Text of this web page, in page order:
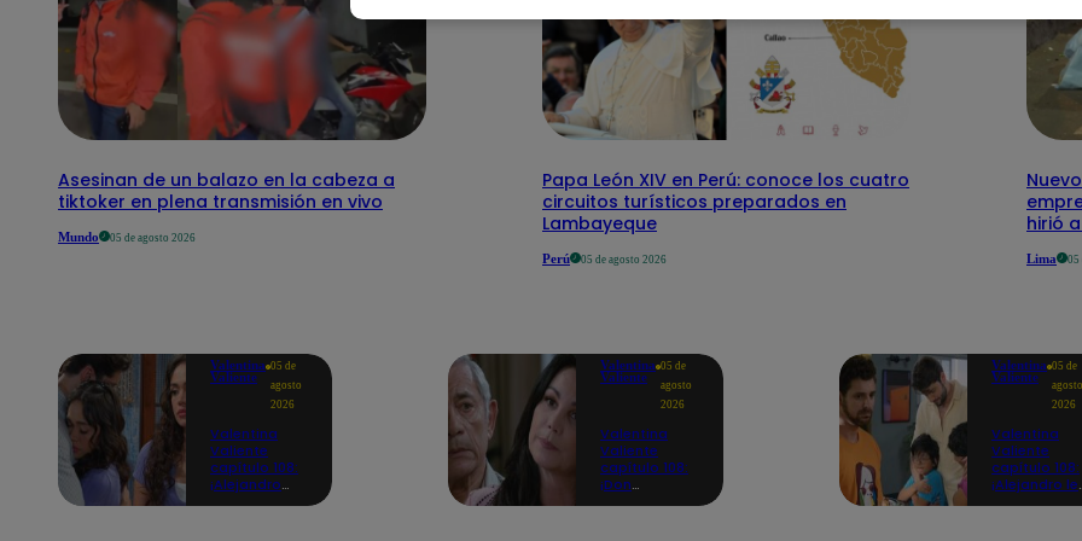
Asesinan de un balazo en la cabeza a
tiktoker en plena transmisión en vivo
Mundo 05 de agosto 2026
Papa León XIV en Perú: conoce los cuatro
circuitos turísticos preparados en
Lambayeque
Perú 05 de agosto 2026
hirió
Lima 05
Valentina
Valiente
05 de
agosto
2026
Valentina
Valiente
capítulo 108:
¡Alejandro
Valentina
Valiente
05 de
agosto
2026
Valentina
Valiente
capítulo 108:
¡Don
Valentina
Valiente
05 de
agosto
2026
Valentina
Valiente
capítulo 108:
¡Alejandro le